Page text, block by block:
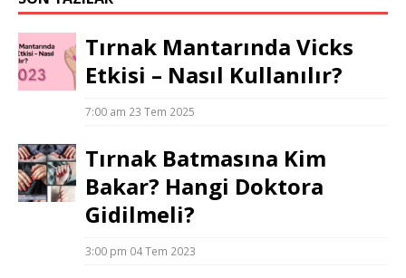
Tırnak Mantarında Vicks
Etkisi – Nasıl Kullanılır?
7:00 am 23 Tem 2025
Tırnak Batmasına Kim
Bakar? Hangi Doktora
Gidilmeli?
3:00 pm 04 Tem 2023